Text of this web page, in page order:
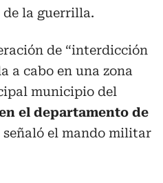
la guerrilla.
de “interdicción
a cabo en una zona
municipio del
el departamento de
señaló el mando militar